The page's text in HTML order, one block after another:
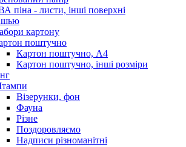
піна - листи, інші поверхні
картону
поштучно
Картон поштучно, А4
Картон поштучно, інші розміри
Візерунки, фон
Фауна
Різне
Поздоровляємо
Надписи різноманітні